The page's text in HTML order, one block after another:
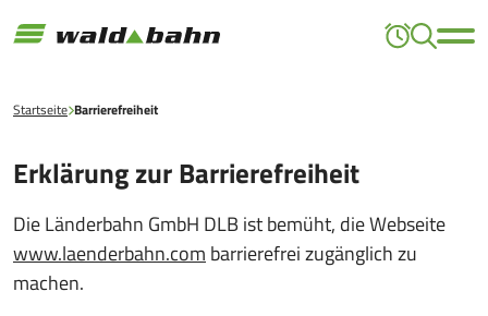
Startseite Barrierefreiheit
Erklärung zur Barrierefreiheit
Die Länderbahn GmbH DLB ist bemüht, die Webseite
www.laenderbahn.com barrierefrei zugänglich zu
machen.